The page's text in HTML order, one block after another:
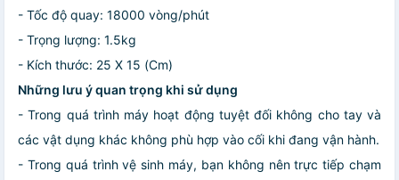
- Tốc độ quay: 18000 vòng/phút
- Trọng lượng: 1.5kg
- Kích thước: 25 X 15 (Cm)
Những lưu ý quan trọng khi sử dụng
- Trong quá trình máy hoạt động tuyệt đối không cho tay và
các vật dụng khác không phù hợp vào cối khi đang vận hành.
- Trong quá trình vệ sinh máy, bạn không nên trực tiếp chạm